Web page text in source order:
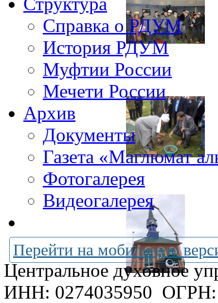
Справка о РДУМ
История РДУМ
Муфтии России
Мечети России
Архив
Документы
Газета «Маглюмат
Фотогалерея
Видеогалерея
Перейти на мобильную
Центральное духовное
ИНН: 0274035950 ОГРН: